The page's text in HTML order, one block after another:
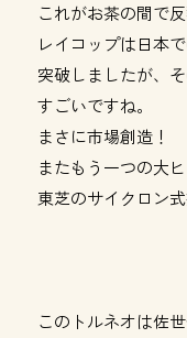
これがお茶の間で
レイコップは日本
突破しましたが、
すごいですね。
まさに市場創造！
またもう一つの大
東芝のサイクロン
このトルネオは佐